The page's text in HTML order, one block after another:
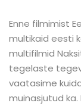
Enne filmimist
multikaid eesti
multifilmid
tegelaste
vaatasime
muinasjutud ka.